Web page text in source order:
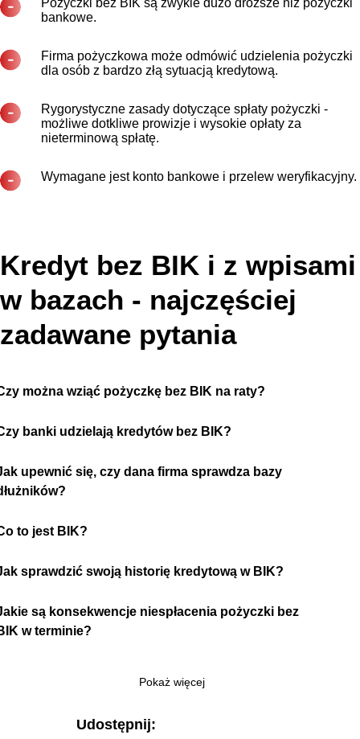
bankowe.
Firma pożyczkowa może odmówić udzielenia pożyczki
dla osób z bardzo złą sytuacją kredytową.
Rygorystyczne zasady dotyczące spłaty pożyczki -
możliwe dotkliwe prowizje i wysokie opłaty za
nieterminową spłatę.
Wymagane jest konto bankowe i przelew weryfikacyjny.
Kredyt bez BIK i z wpisami
w bazach - najczęściej
zadawane pytania
można wziąć pożyczkę bez BIK na raty?
banki udzielają kredytów bez BIK?
upewnić się, czy dana firma sprawdza bazy
to jest BIK?
sprawdzić swoją historię kredytową w BIK?
są konsekwencje niespłacenia pożyczki bez
w terminie?
Pokaż więcej
Udostępnij: